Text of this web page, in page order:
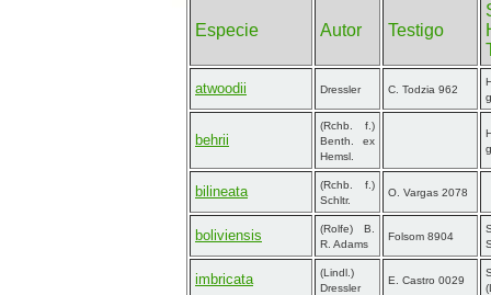
Especie Autor Testigo
atwoodii Dressler C. Todzia 962
behrii
(Rchb. f.)
Benth. ex
Hemsl.
bilineata
(Rchb. f.)
Schltr.
O. Vargas 2078
boliviensis
(Rolfe) B.
R. Adams
Folsom 8904
imbricata
(Lindl.)
Dressler
E. Castro 0029